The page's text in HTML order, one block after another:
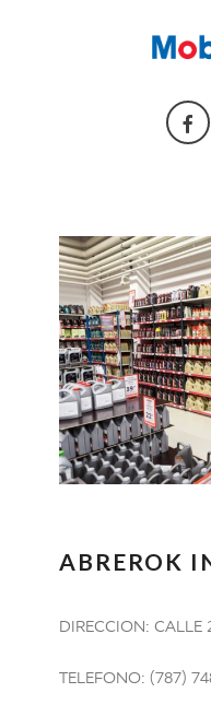
ABREROK
DIRECCION: CALLE
TELEFONO: (787)